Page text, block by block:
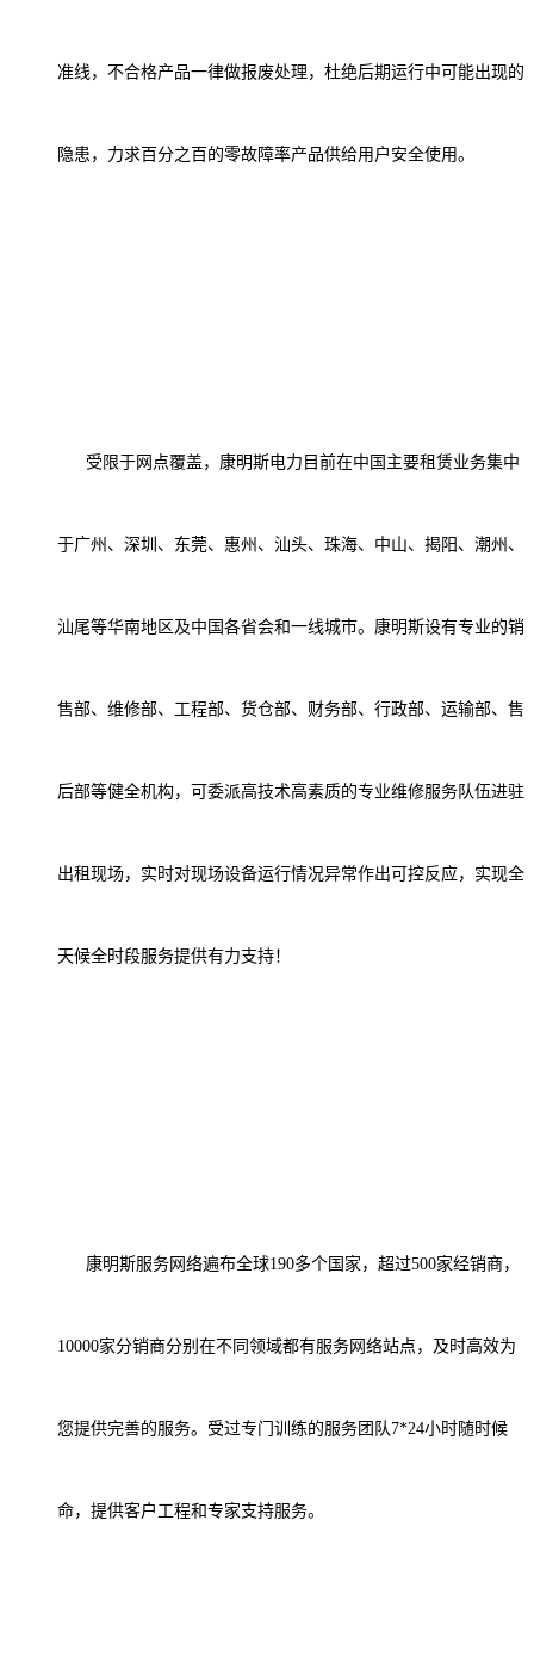
准线，不合格产品一律做报废处理，杜绝后期运行中可能出现的
隐患，力求百分之百的零故障率产品供给用户安全使用。
受限于网点覆盖， 康明斯电力 目前在中国 主要租赁业务集中
于广州、深圳、东莞、惠州、汕头、珠海、中山、揭阳、潮州、
汕尾等华南地区及中国各省会和一线城市。康明斯设有专业的销
售部、维修部、工程部、货仓部、财务部、行政部、运输部、售
后部等健全机构，可 委派高技术高素质的专业维修服务队伍进驻
出租现场，实时对现场设备运行情况异常作出可控反应，实现全
天候全时段服务提供有力支持！
康明斯服务网络遍布全球190多个国家，超过500家经销商，
10000家分销商分别在不同领域都有服务网络站点 ，及时高效为
您提供完善的服务。受过专门训练的服务团队 7*24小时随时候
命，提供客户工程和专家支持服务。